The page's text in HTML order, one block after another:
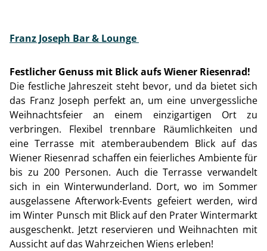
Franz Joseph Bar & Lounge
Festlicher Genuss mit Blick aufs Wiener Riesenrad!
Die festliche Jahreszeit steht bevor, und da bietet sich
das Franz Joseph perfekt an, um eine unvergessliche
Weihnachtsfeier an einem einzigartigen Ort zu
verbringen. Flexibel trennbare Räumlichkeiten und
eine Terrasse mit atemberaubendem Blick auf das
Wiener Riesenrad schaffen ein feierliches Ambiente für
bis zu 200 Personen. Auch die Terrasse verwandelt
sich in ein Winterwunderland. Dort, wo im Sommer
ausgelassene Afterwork-Events gefeiert werden, wird
im Winter Punsch mit Blick auf den Prater Wintermarkt
ausgeschenkt. Jetzt reservieren und Weihnachten mit
Aussicht auf das Wahrzeichen Wiens erleben!